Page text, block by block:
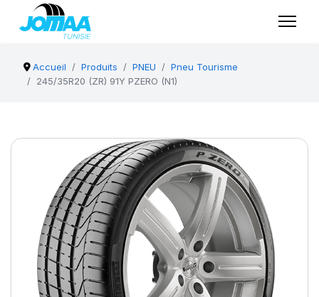
Accueil Produits PNEU
Pneu Tourisme
245/35R20 (ZR) 91Y PZERO (N1)